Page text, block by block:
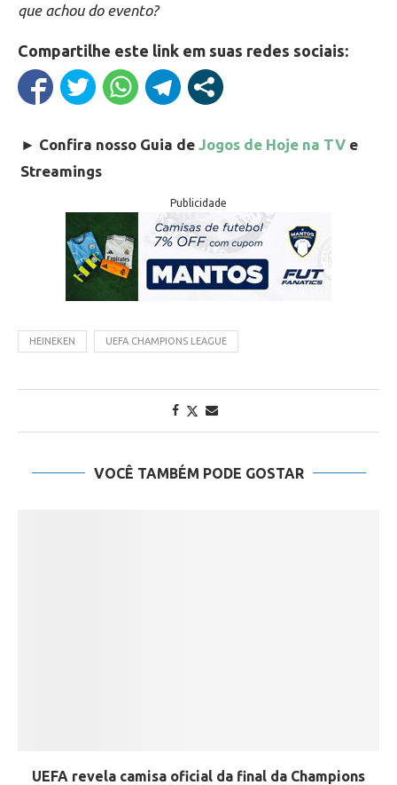
que achou do evento?
Compartilhe este link em suas redes sociais:
► Confira nosso Guia de Jogos de Hoje na TV e
Streamings
Publicidade
HEINEKEN UEFA CHAMPIONS LEAGUE
VOCÊ TAMBÉM PODE GOSTAR
UEFA revela camisa oficial da final da Champions